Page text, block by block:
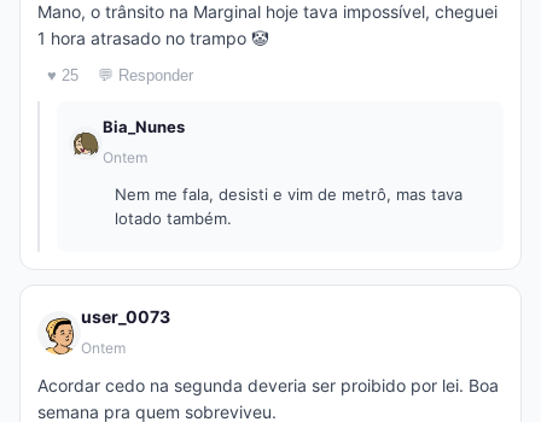
Mano, o trânsito na Marginal hoje tava impossível, cheguei
1 hora atrasado no trampo 🤡
♥ 25 💬 Responder
Bia_Nunes
Ontem
Nem me fala, desisti e vim de metrô, mas tava
lotado também.
user_0073
Ontem
Acordar cedo na segunda deveria ser proibido por lei. Boa
semana pra quem sobreviveu.